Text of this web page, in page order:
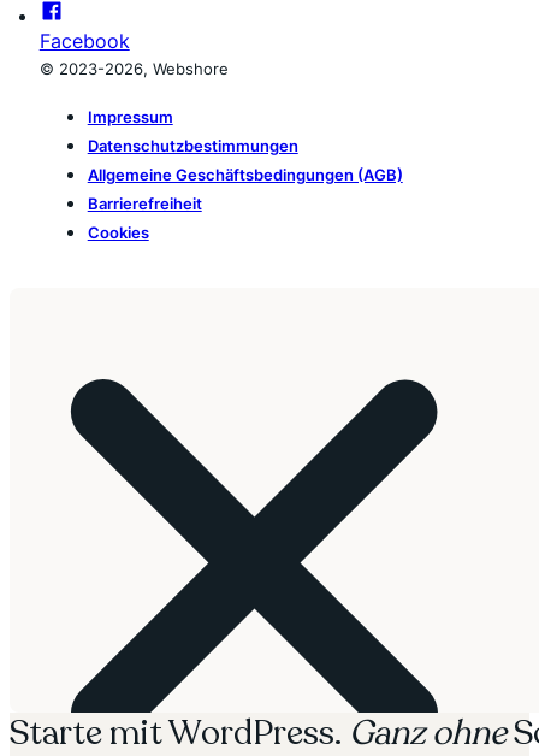
Facebook
© 2023-2026, Webshore
Impressum
Datenschutzbestimmungen
Allgemeine Geschäftsbedingungen (AGB)
Barrierefreiheit
Cookies
Starte mit WordPress. Ganz ohne